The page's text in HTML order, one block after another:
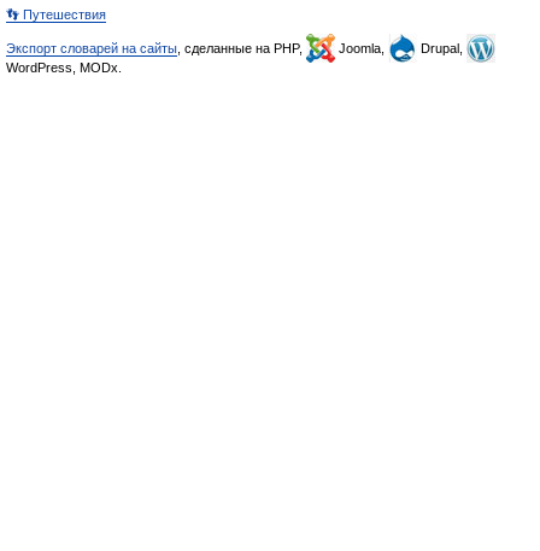
👣 Путешествия
Экспорт словарей на сайты , сделанные на PHP, Joomla,
Drupal,
WordPress, MODx.